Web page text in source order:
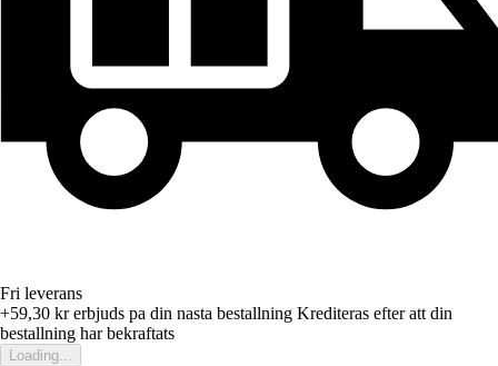
Fri leverans
+59,30 krerbjuds pa din nasta bestallning Krediteras efter att din
bestallning har bekraftats
Loading...